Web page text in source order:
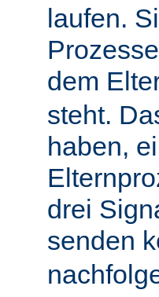
laufen.
dem
steht.
haben,
drei
senden